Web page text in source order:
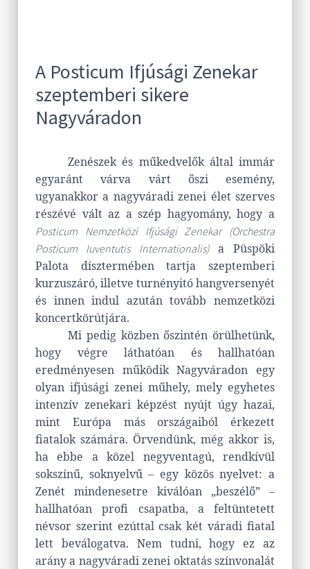
A Posticum Ifjúsági Zenekar
szeptemberi sikere
Nagyváradon
Zenészek és műkedvelők által immár
egyaránt várva várt őszi esemény,
ugyanakkor a nagyváradi zenei élet szerves
részévé vált az a szép hagyomány, hogy a
Posticum Nemzetközi Ifjúsági Zenekar (Orchestra
Posticum Iuventutis Internationalis)a Püspöki
Palota dísztermében tartja szeptemberi
kurzuszáró, illetve turnényitó hangversenyét
és innen indul azután tovább nemzetközi
koncertkörútjára.
Mi pedig közben őszintén örülhetünk,
hogy végre láthatóan és hallhatóan
eredményesen működik Nagyváradon egy
olyan ifjúsági zenei műhely, mely egyhetes
intenzív zenekari képzést nyújt úgy hazai,
mint Európa más országaiból érkezett
fiatalok számára. Örvendünk, még akkor is,
ha ebbe a közel negyventagú, rendkívül
sokszínű, soknyelvű – egy közös nyelvet: a
Zenét mindenesetre kiválóan „beszélő” –
hallhatóan profi csapatba, a feltüntetett
névsor szerint ezúttal csak két váradi fiatal
lett beválogatva. Nem tudni, hogy ez az
arány a nagyváradi zenei oktatás színvonalát